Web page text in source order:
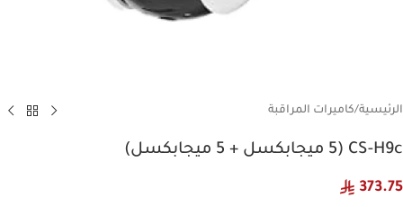
الرئيسية/كاميرات المراقبة
CS-H9c (5 ميجابكسل + 5 ميجابكسل)
373.75